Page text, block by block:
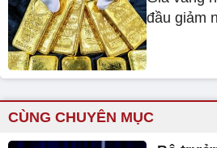
đầu giảm
CÙNG CHUYÊN MỤC